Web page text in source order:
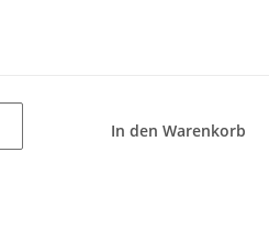
In den Warenkorb